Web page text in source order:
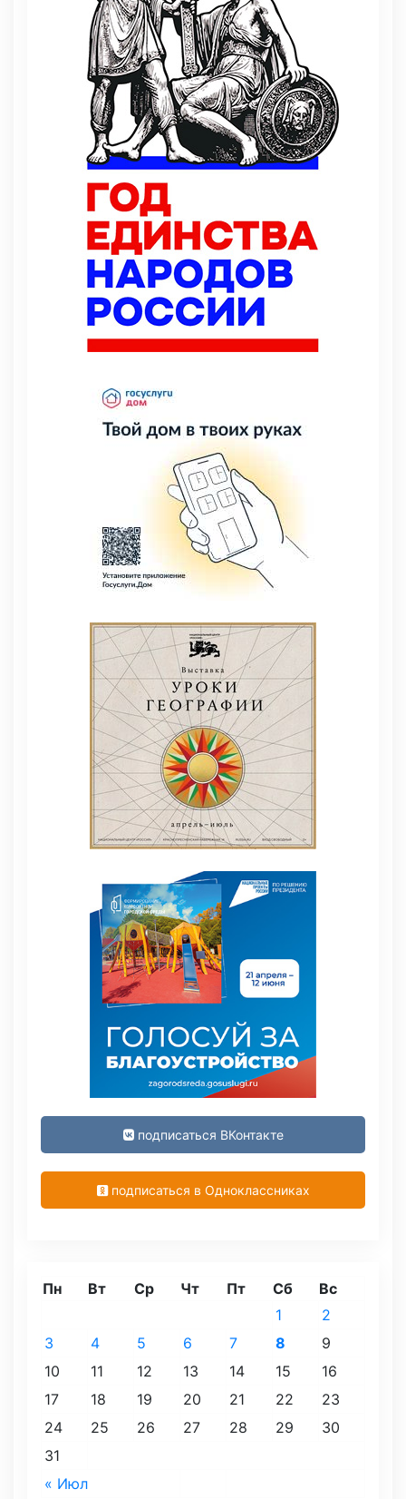
подписаться ВКонтакте
подписаться в Одноклассниках
Пн Вт Ср Чт Пт Сб Вс
« Июл
1
2
3
4 5 6 7 8
9
10
11 12 13 14 15
16
17
18 19 20 21 22
23
24
25 26 27 28 29
30
31